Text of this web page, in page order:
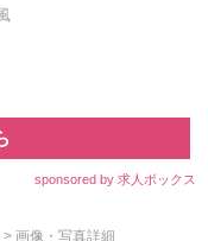
sponsored by 求人ボックス
> 画像・写真詳細